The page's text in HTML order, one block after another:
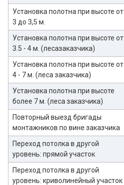
Установка полотна при высоте от
3 до 3,5 м.
Установка полотна при высоте от
3.5 - 4 м. (лесазаказчика)
Установка полотна при высоте от
4 - 7 м. (леса заказчика)
Установка полотна при высоте
более 7 м. (леса заказчика)
Повторный выезд бригады
монтажников по вине заказчика
Переход потолка в другой
уровень: прямой участок
Переход потолка в другой
уровень: криволинейный участок